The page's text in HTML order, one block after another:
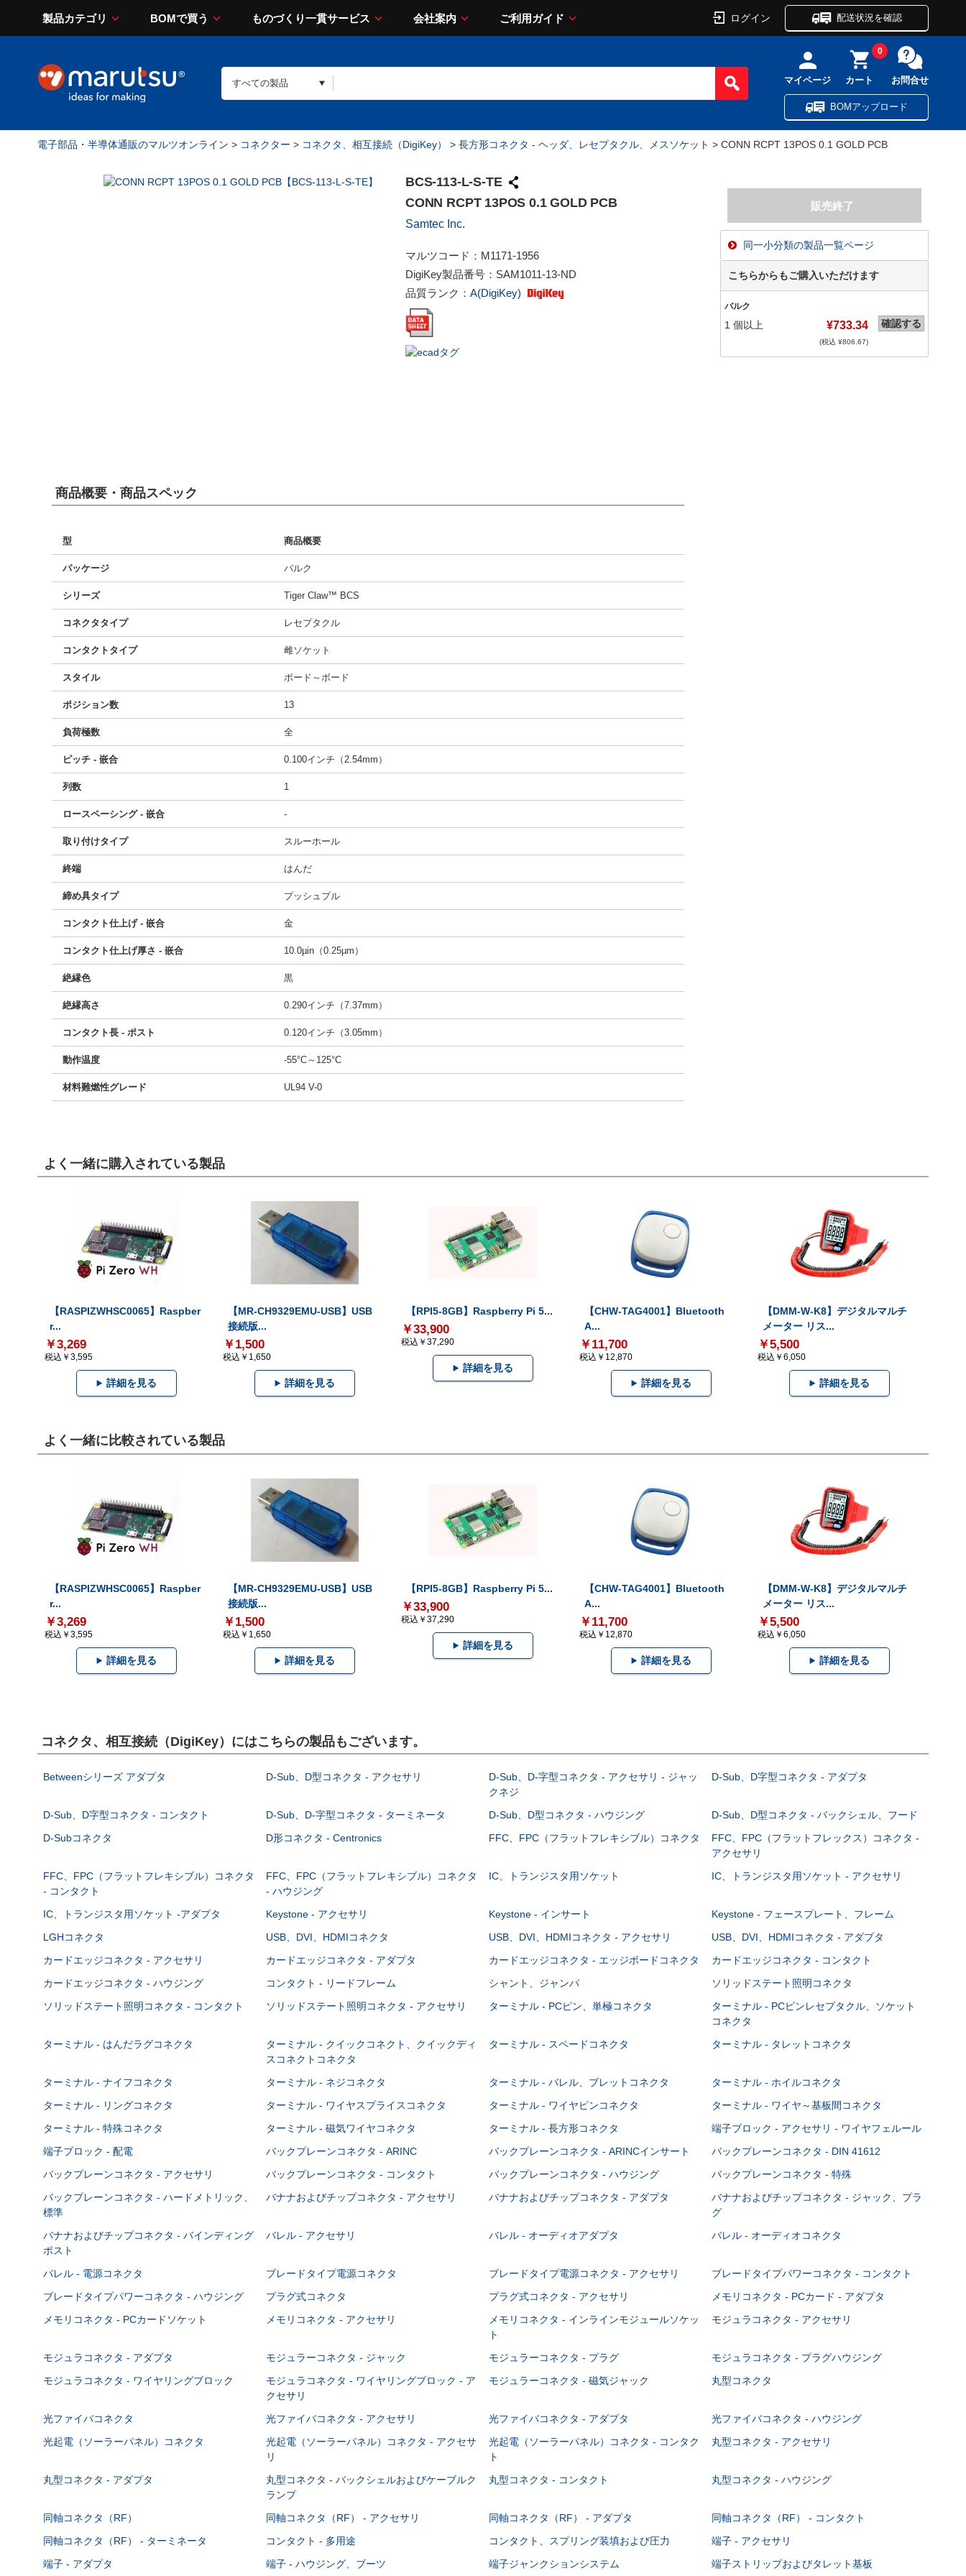
製品カテゴリ BOMで買う ものづくり一貫サービス 会社案内 ご利用ガイド ログイン 配送状況を確認
マイページ カート
0
お問合せ
BOMアップロード
電子部品・半導体通販のマルツオンライン > コネクター > コネクタ、相互接続（DigiKey） > 長方形コネクタ - ヘッダ、レセプタクル、メスソケット > CONN RCPT 13POS 0.1 GOLD PCB
BCS-113-L-S-TE
CONN RCPT 13POS 0.1 GOLD PCB
Samtec Inc.
マルツコード： M1171-1956
DigiKey製品番号： SAM1011-13-ND
品質ランク： A(DigiKey)
同一小分類の製品一覧ページ
こちらからもご購入いただけます
バルク
1 個以上 ¥733.34
(税込 ¥806.67)
確認する
商品概要・商品スペック
型 商品概要
パッケージ バルク
シリーズ Tiger Claw™ BCS
コネクタタイプ レセプタクル
コンタクトタイプ 雌ソケット
スタイル ボード～ボード
ポジション数 13
負荷極数 全
ピッチ - 嵌合 0.100インチ（2.54mm）
列数 1
ロースペーシング - 嵌合 -
取り付けタイプ スルーホール
終端 はんだ
締め具タイプ プッシュプル
コンタクト仕上げ - 嵌合 金
コンタクト仕上げ厚さ - 嵌合 10.0µin（0.25µm）
絶縁色 黒
絶縁高さ 0.290インチ（7.37mm）
コンタクト長 - ポスト 0.120インチ（3.05mm）
動作温度 -55°C～125°C
材料難燃性グレード UL94 V-0
よく一緒に購入されている製品
【RASPIZWHSC0065】Raspber
r...
￥3,269
税込￥3,595
詳細を見る
【MR-CH9329EMU-USB】USB
接続版...
￥1,500
税込￥1,650
詳細を見る
【RPI5-8GB】Raspberry Pi 5...
￥33,900
税込￥37,290
詳細を見る
【CHW-TAG4001】Bluetooth
A...
￥11,700
税込￥12,870
詳細を見る
【DMM-W-K8】デジタルマルチ
メーター リス...
￥5,500
税込￥6,050
詳細を見る
よく一緒に比較されている製品
【RASPIZWHSC0065】Raspber
r...
￥3,269
税込￥3,595
詳細を見る
【MR-CH9329EMU-USB】USB
接続版...
￥1,500
税込￥1,650
詳細を見る
【RPI5-8GB】Raspberry Pi 5...
￥33,900
税込￥37,290
詳細を見る
【CHW-TAG4001】Bluetooth
A...
￥11,700
税込￥12,870
詳細を見る
【DMM-W-K8】デジタルマルチ
メーター リス...
￥5,500
税込￥6,050
詳細を見る
コネクタ、相互接続（DigiKey）にはこちらの製品もございます。
Betweenシリーズ アダプタ D-Sub、D型コネクタ - アクセサリ
D-Sub、D-字型コネクタ - アクセサリ - ジャッ
クネジ
D-Sub、D字型コネクタ - アダプタ
D-Sub、D字型コネクタ - コンタクト D-Sub、D-字型コネクタ - ターミネータ D-Sub、D型コネクタ - ハウジング
D-Sub、D型コネクタ - バックシェル、フード
D-Subコネクタ
D形コネクタ - Centronics FFC、FPC（フラットフレキシブル）コネクタ
FFC、FPC（フラットフレックス）コネクタ -
アクセサリ
FFC、FPC（フラットフレキシブル）コネクタ
- コンタクト
FFC、FPC（フラットフレキシブル）コネクタ
- ハウジング
IC、トランジスタ用ソケット IC、トランジスタ用ソケット - アクセサリ
IC、トランジスタ用ソケット -アダプタ Keystone - アクセサリ Keystone - インサート
Keystone - フェースプレート、フレーム
LGHコネクタ
USB、DVI、HDMIコネクタ USB、DVI、HDMIコネクタ - アクセサリ
USB、DVI、HDMIコネクタ - アダプタ
カードエッジコネクタ - アクセサリ
カードエッジコネクタ - アダプタ カードエッジコネクタ - エッジボードコネクタ
カードエッジコネクタ - コンタクト
カードエッジコネクタ - ハウジング
コンタクト - リードフレーム シャント、ジャンパ
ソリッドステート照明コネクタ
ソリッドステート照明コネクタ - コンタクト
ソリッドステート照明コネクタ - アクセサリ ターミナル - PCピン、単極コネクタ
ターミナル - PCピンレセプタクル、ソケット
コネクタ
ターミナル - はんだラグコネクタ
ターミナル - クイックコネクト、クイックディ
スコネクトコネクタ
ターミナル - スペードコネクタ ターミナル - タレットコネクタ
ターミナル - ナイフコネクタ ターミナル - ネジコネクタ ターミナル - バレル、ブレットコネクタ
ターミナル - ホイルコネクタ
ターミナル - リングコネクタ
ターミナル - ワイヤスプライスコネクタ ターミナル - ワイヤピンコネクタ
ターミナル - ワイヤ～基板間コネクタ
ターミナル - 特殊コネクタ
ターミナル - 磁気ワイヤコネクタ ターミナル - 長方形コネクタ
端子ブロック - アクセサリ - ワイヤフェルール
端子ブロック - 配電
バックプレーンコネクタ - ARINC バックプレーンコネクタ - ARINCインサート
バックプレーンコネクタ - DIN 41612
バックプレーンコネクタ - アクセサリ
バックプレーンコネクタ - コンタクト バックプレーンコネクタ - ハウジング
バックプレーンコネクタ - 特殊
バックプレーンコネクタ - ハードメトリック、
標準
バナナおよびチップコネクタ - アクセサリ バナナおよびチップコネクタ - アダプタ
バナナおよびチップコネクタ - ジャック、プラ
グ
バナナおよびチップコネクタ - バインディング
ポスト
バレル - アクセサリ バレル - オーディオアダプタ バレル - オーディオコネクタ
バレル - 電源コネクタ ブレードタイプ電源コネクタ ブレードタイプ電源コネクタ - アクセサリ
ブレードタイプパワーコネクタ - コンタクト
ブレードタイプパワーコネクタ - ハウジング
プラグ式コネクタ プラグ式コネクタ - アクセサリ
メモリコネクタ - PCカード - アダプタ
メモリコネクタ - PCカードソケット
メモリコネクタ - アクセサリ
メモリコネクタ - インラインモジュールソケッ
ト
モジュラコネクタ - アクセサリ
モジュラコネクタ - アダプタ モジュラーコネクタ - ジャック モジュラーコネクタ - プラグ
モジュラコネクタ - プラグハウジング
モジュラコネクタ - ワイヤリングブロック
モジュラコネクタ - ワイヤリングブロック - ア
クセサリ
モジュラーコネクタ - 磁気ジャック 丸型コネクタ
光ファイバコネクタ 光ファイバコネクタ - アクセサリ 光ファイバコネクタ - アダプタ
光ファイバコネクタ - ハウジング
光起電（ソーラーパネル）コネクタ
光起電（ソーラーパネル）コネクタ - アクセサ
リ
光起電（ソーラーパネル）コネクタ - コンタク
ト
丸型コネクタ - アクセサリ
丸型コネクタ - アダプタ
丸型コネクタ - バックシェルおよびケーブルク
ランプ
丸型コネクタ - コンタクト 丸型コネクタ - ハウジング
同軸コネクタ（RF） 同軸コネクタ（RF） - アクセサリ 同軸コネクタ（RF） - アダプタ
同軸コネクタ（RF） - コンタクト
同軸コネクタ（RF） - ターミネータ
コンタクト - 多用途 コンタクト、スプリング装填および圧力
端子 - アクセサリ
端子 - アダプタ
端子 - ハウジング、ブーツ 端子ジャンクションシステム 端子ストリップおよびタレット基板